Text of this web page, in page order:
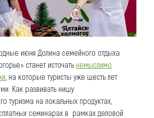
июня Долина семейного отдыха
станет источать немыслимо
, на которые туристы уже шесть лет
Как развивать нишу
туризма на локальных продуктах,
семинарах в рамках деловой